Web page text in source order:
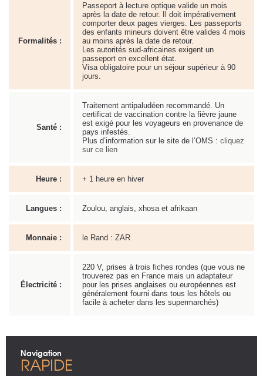
Formalités :
Passeport à lecture optique valide un mois
après la date de retour. Il doit impérativement
comporter deux pages vierges. Les passeports
des enfants mineurs doivent être valides 4 mois
au moins après la date de retour.
Les autorités sud-africaines exigent un
passeport en excellent état.
Visa obligatoire pour un séjour supérieur à 90
jours.
Santé :
Traitement antipaludéen recommandé. Un
certificat de vaccination contre la fièvre jaune
est exigé pour les voyageurs en provenance de
pays infestés.
Plus d’information sur le site de l’OMS : cliquez
sur ce lien
Heure : + 1 heure en hiver
Langues : Zoulou, anglais, xhosa et afrikaan
Monnaie : le Rand : ZAR
Électricité :
220 V, prises à trois fiches rondes (que vous ne
trouverez pas en France mais un adaptateur
pour les prises anglaises ou européennes est
généralement fourni dans tous les hôtels ou
facile à acheter dans les supermarchés)
Navigation
RAPIDE